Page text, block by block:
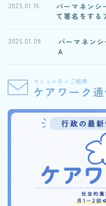
パーマネンシ
て署名をする
2025.01.15
パーマネン
A
2025.01.09
コミュニティご招待
ケアワーク通